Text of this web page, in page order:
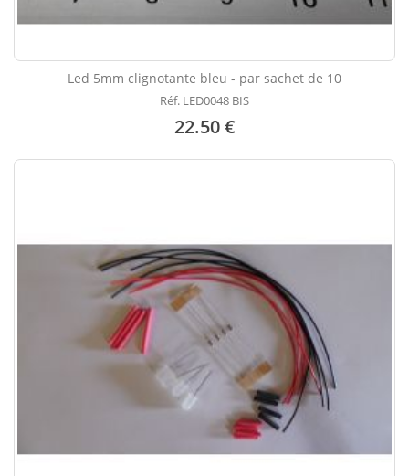
Led 5mm clignotante bleu - par sachet de 10
Réf. LED0048 BIS
22.50 €